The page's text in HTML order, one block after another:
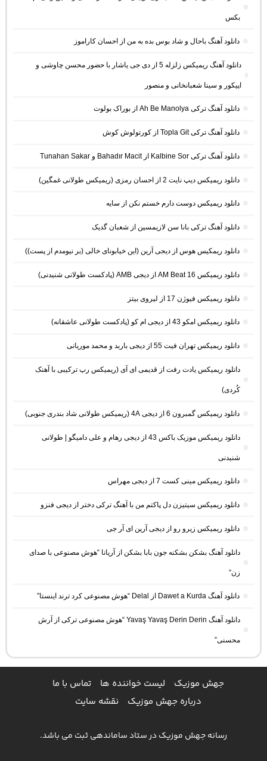
بکس
دانلود آهنگ باحال و شاد بوس بده به من از احسان کاراموز
دانلود آهنگ ریمیکس زلزله 5 از دی جی یاشار با حضور محسن چاوشی و
اپیکور و سینا شعبانخانی و منصور
دانلود آهنگ ترکی Ah Be Manolya از بوراک بولوت
دانلود آهنگ ترکی Topla Git از کورتولوش کوش
دانلود آهنگ ترکی Kalbine Sor از Bahadır Macit و Tunahan Sakar
دانلود ریمیکس دیپ نایت 2 از احسان رمزی (ریمیکس طولانی غمگین)
دانلود ریمیکس دوست دارم خستم نکن از سایه
دانلود آهنگ ترکی بانا سن لازیمسین از شعبان گدیک
دانلود ریمکیس هوس از دیجی آرین (این خیابونای خالی (بر نیومدم از پست))
دانلود ریمیکس AM Beat 16 از دیجی AMB (پادکست طولانی شنیدنی)
دانلود ریمیکس فیوژن 17 از لیروی بیتز
دانلود ریمیکس امکو 43 از دیجی ام کو (پادکست طولانی عاشقانه)
دانلود ریمیکس تهران فیت 55 از دیجی باربد و محمد موریانی
دانلود ریمیکس یادت رفت از قدیمی ای آی (ریمیکس رپ ترکیبی با آهنک
کُردی)
دانلود ریمیکس گمبرون 6 از دیجی 4A (ریمیکس طولانی شاد بندری جنوبی)
دانلود ریمیکس موزیک باکس 43 از دیجی رهام و علی دامیگو | طولانی
شنیدنی
دانلود ریمیکس مینی کست 7 از دیجی مهراس
دانلود ریمیکس سیتیزن دل پاکتم من با آهنگ ترکی دختر از دیجی فنزو
دانلود ریمیکس زیرو رو از دیجی آرین ای آر جی
دانلود آهنگ بشکن بشکنه جون بابا بشکن از آریانا “هوش مصنوعی با صدای
زن”
دانلود آهنگ Dawet a Kurda از Delal “هوش مصنوعی کرد ترند اینستا”
دانلود آهنگ Yavaş Yavaş Derin Derin “هوش مصنوعی ترکی از آرش
محسنی”
جهش موزیک لیست خواننده ها
تماس با ما
درباره جهش موزیک
نقشه سایت
رسانه جهش موزیک در ستاد ساماندهی ثبت می باشد.